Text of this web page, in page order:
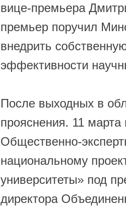
вице-премьера
премьер поручил
внедрить
эффективности
После выходных в
прояснения. 11 марта
Общественно-
национальному
университеты» под
директора